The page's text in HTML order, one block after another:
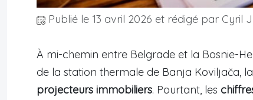
Publié le 13 avril 2026 et rédigé par Cyril
À mi-chemin entre Belgrade et la Bosnie-
de la station thermale de Banja Koviljača,
projecteurs immobiliers. Pourtant, les